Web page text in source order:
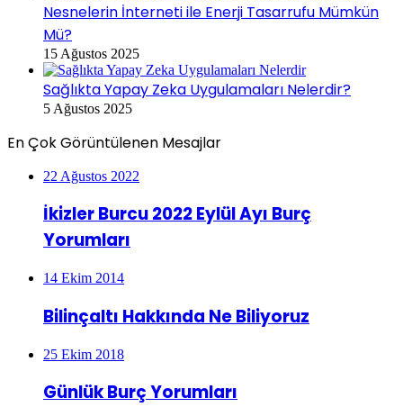
Nesnelerin İnterneti ile Enerji Tasarrufu Mümkün
Mü?
15 Ağustos 2025
Sağlıkta Yapay Zeka Uygulamaları Nelerdir?
5 Ağustos 2025
En Çok Görüntülenen Mesajlar
22 Ağustos 2022
İkizler Burcu 2022 Eylül Ayı Burç
Yorumları
14 Ekim 2014
Bilinçaltı Hakkında Ne Biliyoruz
25 Ekim 2018
Günlük Burç Yorumları